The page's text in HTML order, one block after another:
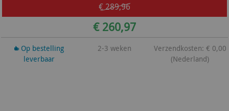
€ 289,96
€ 260,97
Op bestelling
leverbaar
2-3 weken
Verzendkosten: € 0,00
(Nederland)